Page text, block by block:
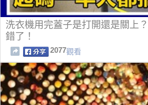
洗衣機用完蓋子是打開還是關上
錯了！
2077觀看